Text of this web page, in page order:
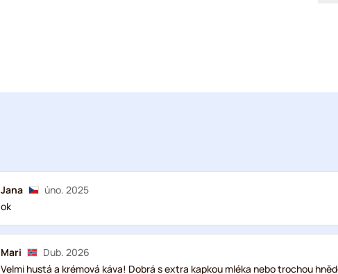
Jana
úno. 2025
ok
Mari
Dub. 2026
Velmi hustá a krémová káva! Dobrá s extra kapkou mléka nebo trochou